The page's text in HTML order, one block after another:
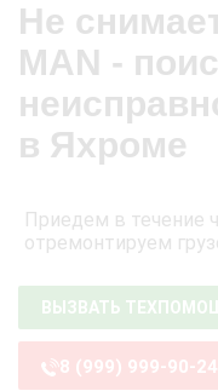
Не
MAN -
в Яхроме
Приедем в течение
отремонтируем
ВЫЗВАТЬ
8 (999) 999-90-24